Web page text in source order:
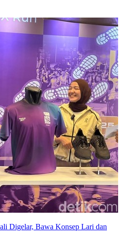
Digelar, Bawa Konsep Lari dan